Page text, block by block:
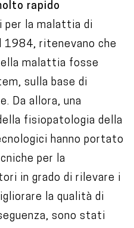
rapido
per la malattia di
1984, ritenevano che
malattia fosse
sulla base di
Da allora, una
fisiopatologia della
hanno portato
per la
in grado di rilevare i
la qualità di
sono stati